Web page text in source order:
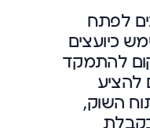
לפתח
כיועצים
להתמקד
להציע
השוק,